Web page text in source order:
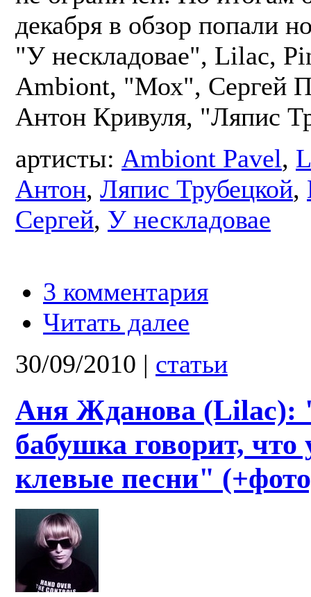
декабря в обзор попали
"У нескладовае", Lilac,
Ambiont, "Мох", Сергей
Антон Кривуля, "Ляпис
артисты: Ambiont Pavel,
Антон, Ляпис Трубецкой,
Сергей, У нескладовае
3 комментария
Читать далее
30/09/2010 | статьи
Аня Жданова (Lilac):
бабушка говорит, что
клевые песни"